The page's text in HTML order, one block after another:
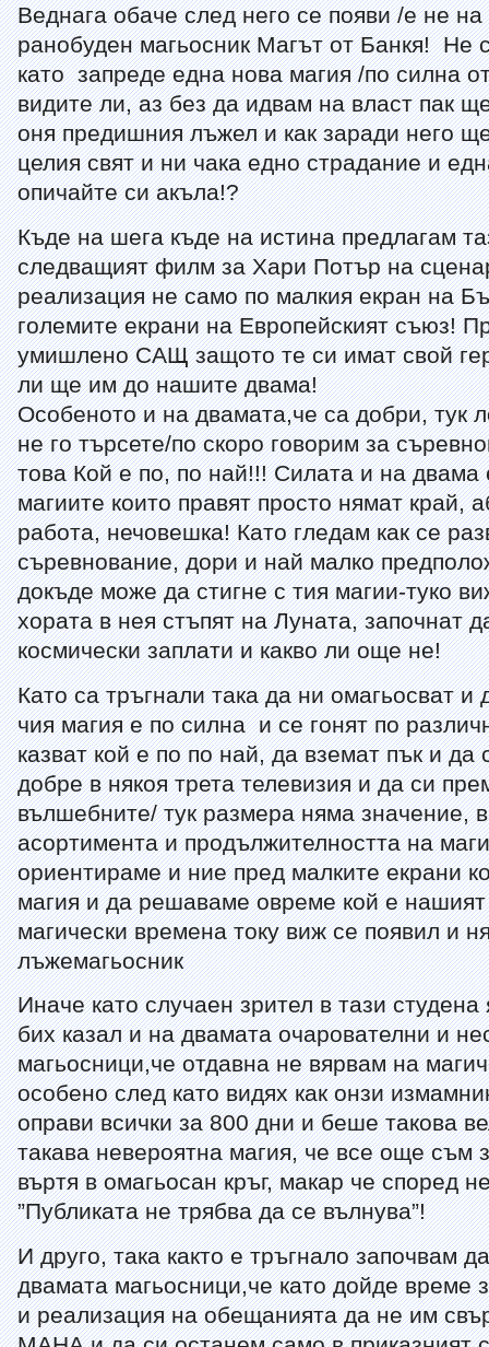
Веднага обаче след него се появи /е не
ранобуден магьосник Магът от Банкя! Не
като запреде една нова магия /по силна
видите ли, аз без да идвам на власт пак
оня предишния лъжел и как заради него
целия свят и ни чака едно страдание и
опичайте си акъла!?
Къде на шега къде на истина предлагам
следващият филм за Хари Потър на
реализация не само по малкия екран на
големите екрани на Европейският съюз!
умишлено САЩ защото те си имат свой
ли ще им до нашите двама!
Особеното и на двамата,че са добри, тук
не го търсете/по скоро говорим за
това Кой е по, по най!!! Силата и на двама
магиите които правят просто нямат край,
работа, нечовешка! Като гледам как се
съревнование, дори и най малко
докъде може да стигне с тия магии-туко
хората в нея стъпят на Луната, започнат
космически заплати и какво ли още не!
Като са тръгнали така да ни омагьосват и
чия магия е по силна и се гонят по
казват кой е по по най, да вземат пък и
добре в някоя трета телевизия и да си
вълшебните/ тук размера няма значение,
асортимента и продължителността на
ориентираме и ние пред малките екрани
магия и да решаваме овреме кой е
магически времена току виж се появил и
лъжемагьосник
Иначе като случаен зрител в тази студена
бих казал и на двамата очарователни и
магьосници,че отдавна не вярвам на
особено след като видях как онзи
оправи всички за 800 дни и беше такова
такава невероятна магия, че все още съм
въртя в омагьосан кръг, макар че според
”Публиката не трябва да се вълнува”!
И друго, така както е тръгнало започвам
двамата магьосници,че като дойде време
и реализация на обещанията да не им